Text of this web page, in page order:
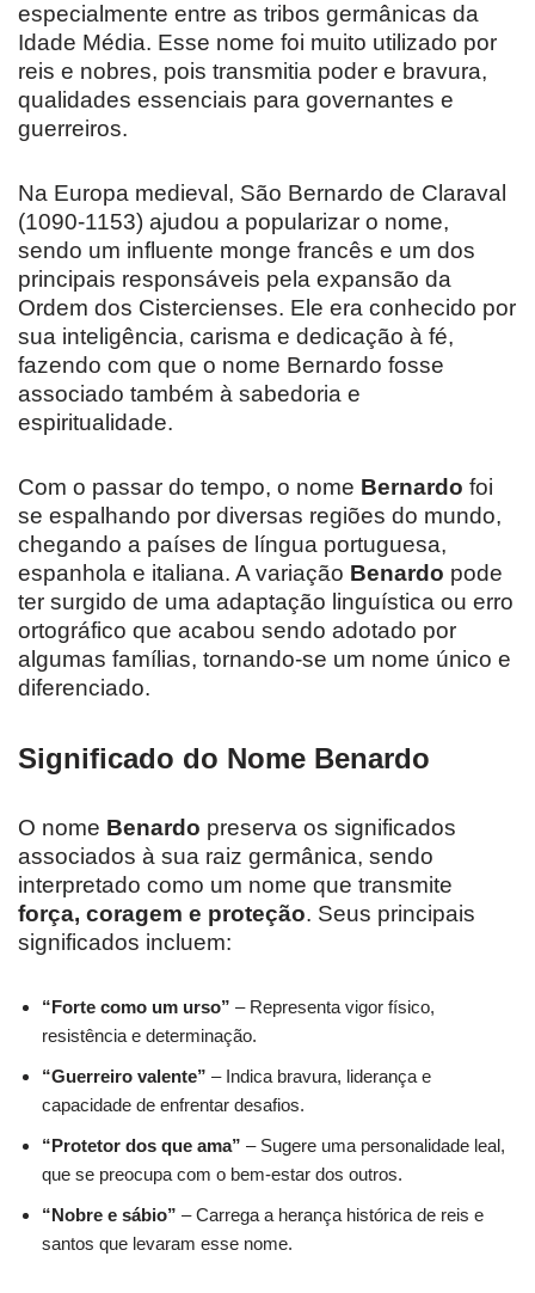
especialmente entre as tribos germânicas da
Idade Média. Esse nome foi muito utilizado por
reis e nobres, pois transmitia poder e bravura,
qualidades essenciais para governantes e
guerreiros.
Na Europa medieval, São Bernardo de Claraval
(1090-1153) ajudou a popularizar o nome,
sendo um influente monge francês e um dos
principais responsáveis pela expansão da
Ordem dos Cistercienses. Ele era conhecido por
sua inteligência, carisma e dedicação à fé,
fazendo com que o nome Bernardo fosse
associado também à sabedoria e
espiritualidade.
Com o passar do tempo, o nome Bernardo foi
se espalhando por diversas regiões do mundo,
chegando a países de língua portuguesa,
espanhola e italiana. A variação Benardo pode
ter surgido de uma adaptação linguística ou erro
ortográfico que acabou sendo adotado por
algumas famílias, tornando-se um nome único e
diferenciado.
Significado do Nome Benardo
O nome Benardo preserva os significados
associados à sua raiz germânica, sendo
interpretado como um nome que transmite
força, coragem e proteção. Seus principais
significados incluem:
“Forte como um urso” – Representa vigor físico,
resistência e determinação.
“Guerreiro valente” – Indica bravura, liderança e
capacidade de enfrentar desafios.
“Protetor dos que ama” – Sugere uma personalidade leal,
que se preocupa com o bem-estar dos outros.
“Nobre e sábio” – Carrega a herança histórica de reis e
santos que levaram esse nome.